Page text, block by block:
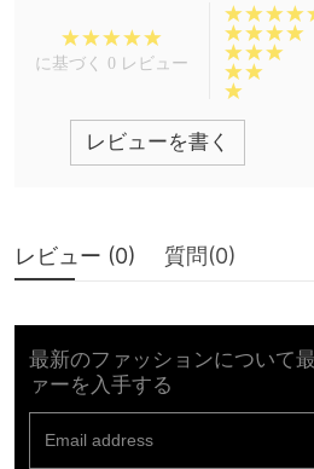
に基づく 0 レビュー
レビューを書く
レビュー (0) 質問(0)
最新のファッションについて
ァーを入手する